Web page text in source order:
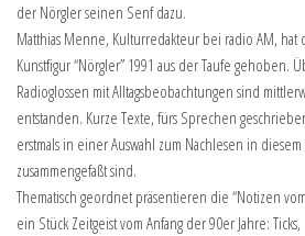
der Nörgler seinen Senf dazu.
Matthias Menne, Kulturredakteur bei radio AM, hat
Kunstfigur “Nörgler” 1991 aus der Taufe gehoben.
Radioglossen mit Alltagsbeobachtungen sind
entstanden. Kurze Texte, fürs Sprechen
erstmals in einer Auswahl zum Nachlesen in diesem
zusammengefaßt sind.
Thematisch geordnet präsentieren die “Notizen
ein Stück Zeitgeist vom Anfang der 90er Jahre: Ticks,